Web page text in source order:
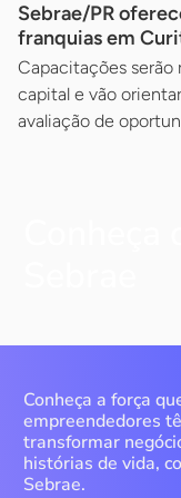
Sebrae/PR
franquias em
Capacitações serão
capital e vão
avaliação de
Conheça a força
empreendedores
transformar
histórias de vida,
Sebrae.